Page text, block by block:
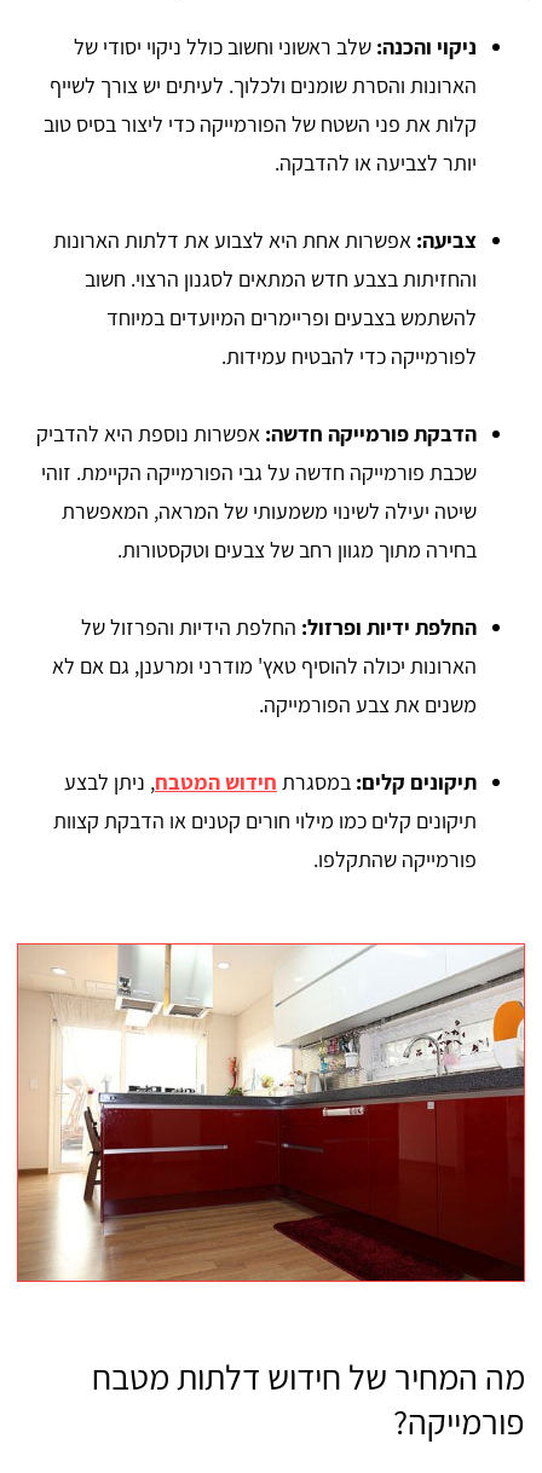
ניקוי והכנה: שלב ראשוני וחשוב כולל ניקוי יסודי של
הארונות והסרת שומנים ולכלוך. לעיתים יש צורך לשייף
קלות את פני השטח של הפורמייקה כדי ליצור בסיס טוב
יותר לצביעה או להדבקה.
צביעה: אפשרות אחת היא לצבוע את דלתות הארונות
והחזיתות בצבע חדש המתאים לסגנון הרצוי. חשוב
להשתמש בצבעים ופריימרים המיועדים במיוחד
לפורמייקה כדי להבטיח עמידות.
הדבקת פורמייקה חדשה: אפשרות נוספת היא להדביק
שכבת פורמייקה חדשה על גבי הפורמייקה הקיימת. זוהי
שיטה יעילה לשינוי משמעותי של המראה, המאפשרת
בחירה מתוך מגוון רחב של צבעים וטקסטורות.
החלפת ידיות ופרזול: החלפת הידיות והפרזול של
הארונות יכולה להוסיף טאץ' מודרני ומרענן, גם אם לא
משנים את צבע הפורמייקה.
תיקונים קלים: במסגרת חידוש המטבח, ניתן לבצע
תיקונים קלים כמו מילוי חורים קטנים או הדבקת קצוות
פורמייקה שהתקלפו.
מה המחיר של חידוש דלתות מטבח
פורמייקה?